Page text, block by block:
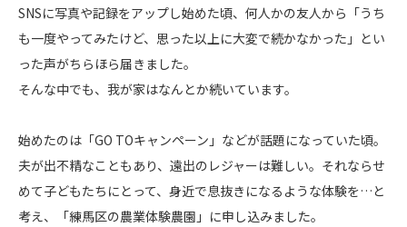
SNSに写真や記録をアップし始めた頃、何人かの友人から「うち
も一度やってみたけど、思った以上に大変で続かなかった」とい
った声がちらほら届きました。
そんな中でも、我が家はなんとか続いています。
始めたのは「GO TOキャンペーン」などが話題になっていた頃。
夫が出不精なこともあり、遠出のレジャーは難しい。それならせ
めて子どもたちにとって、身近で息抜きになるような体験を…と
考え、「練馬区の農業体験農園」に申し込みました。